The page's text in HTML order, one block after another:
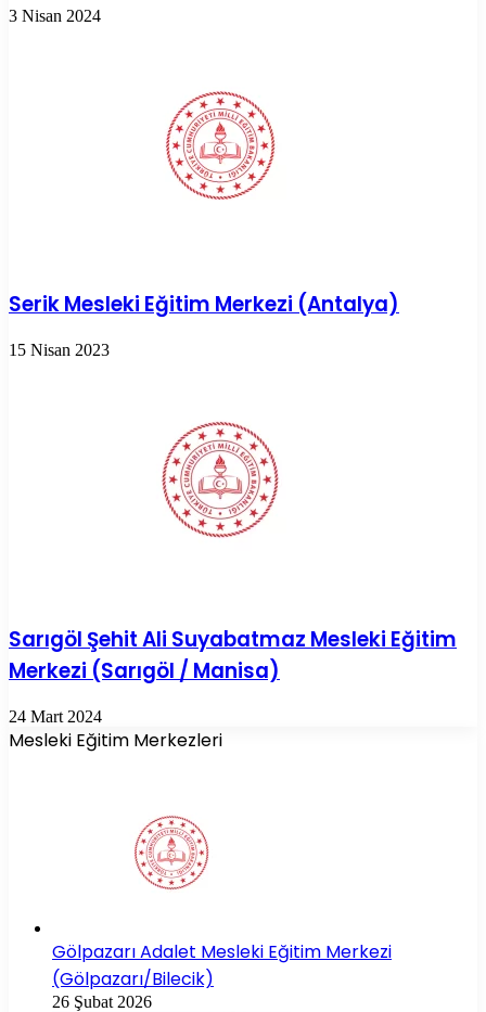
3 Nisan 2024
Serik Mesleki Eğitim Merkezi (Antalya)
15 Nisan 2023
Sarıgöl Şehit Ali Suyabatmaz Mesleki Eğitim
Merkezi (Sarıgöl / Manisa)
24 Mart 2024
Mesleki Eğitim Merkezleri
Gölpazarı Adalet Mesleki Eğitim Merkezi
(Gölpazarı/Bilecik)
26 Şubat 2026